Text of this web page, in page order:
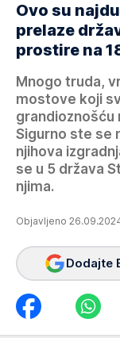
Ovo su
prelaze
prostire na
Mnogo truda,
mostove koji
grandioznošću
Sigurno ste se
njihova
se u 5 država
njima.
Objavljeno
Dodajte